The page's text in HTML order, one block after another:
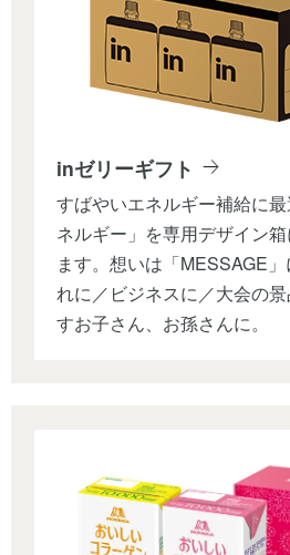
inゼリーギフト
すばやいエネルギー補給に
ネルギー」を専用デザイン
ます。想いは「MESSAGE
れに／ビジネスに／大会の
すお子さん、お孫さんに。